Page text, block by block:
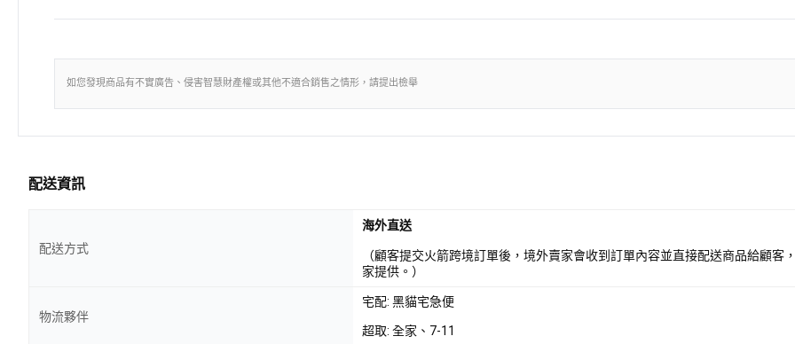
如您發現商品有不實廣告、侵害智慧財產權或其他不適合銷售之情形，請提出檢舉
配送資訊
配送方式
海外直送
（顧客提交火箭跨境訂單後，境外賣家會收到訂單內容並直接配送商品給顧
家提供。）
物流夥伴
宅配: 黑貓宅急便
超取: 全家、7-11